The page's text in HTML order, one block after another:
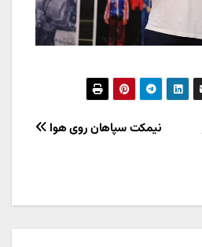
نیمکت سپاهان روی هوا